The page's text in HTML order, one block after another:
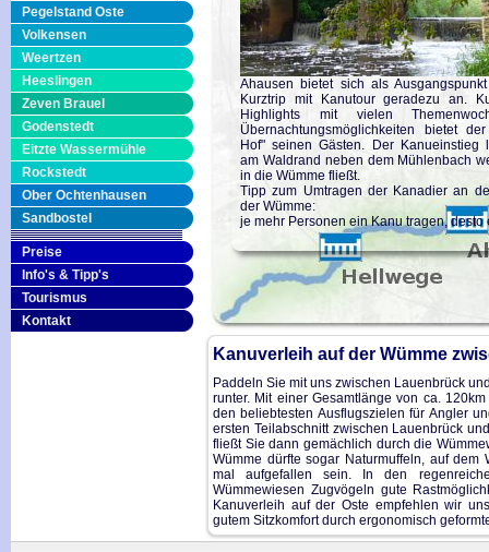
Pegelstand Oste
Volkensen
Weertzen
Heeslingen
Zeven Brauel
Godenstedt
Eitzte Wassermühle
Rockstedt
Ober Ochtenhausen
Sandbostel
Preise
Info's & Tipp's
Tourismus
Kontakt
Ahausen bietet sich als
Kurztrip mit Kanutour geradezu an.
Highlights mit vielen
Übernachtungsmöglichkeiten bietet
Hof" seinen Gästen. Der Kanueinstieg
am Waldrand neben dem Mühlenbach
in die Wümme fließt.
Tipp zum Umtragen der Kanadier an
der Wümme:
je mehr Personen ein Kanu tragen, desto
Kanuverleih auf der Wümme
Paddeln Sie mit uns zwischen Lauenbrück
runter. Mit einer Gesamtlänge von ca.
den beliebtesten Ausflugszielen für Angler
ersten Teilabschnitt zwischen Lauenbrück
fließt Sie dann gemächlich durch die
Wümme dürfte sogar Naturmuffeln, auf
mal aufgefallen sein. In den
Wümmewiesen Zugvögeln gute
Kanuverleih auf der Oste empfehlen wir
gutem Sitzkomfort durch ergonomisch